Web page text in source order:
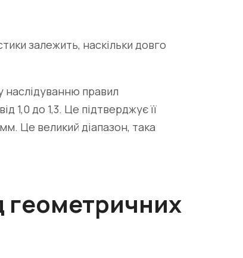
залежить, наскільки довго
наслідуванню правил
1,0 до 1,3. Це підтверджує її
Це великий діапазон, така
геометричних